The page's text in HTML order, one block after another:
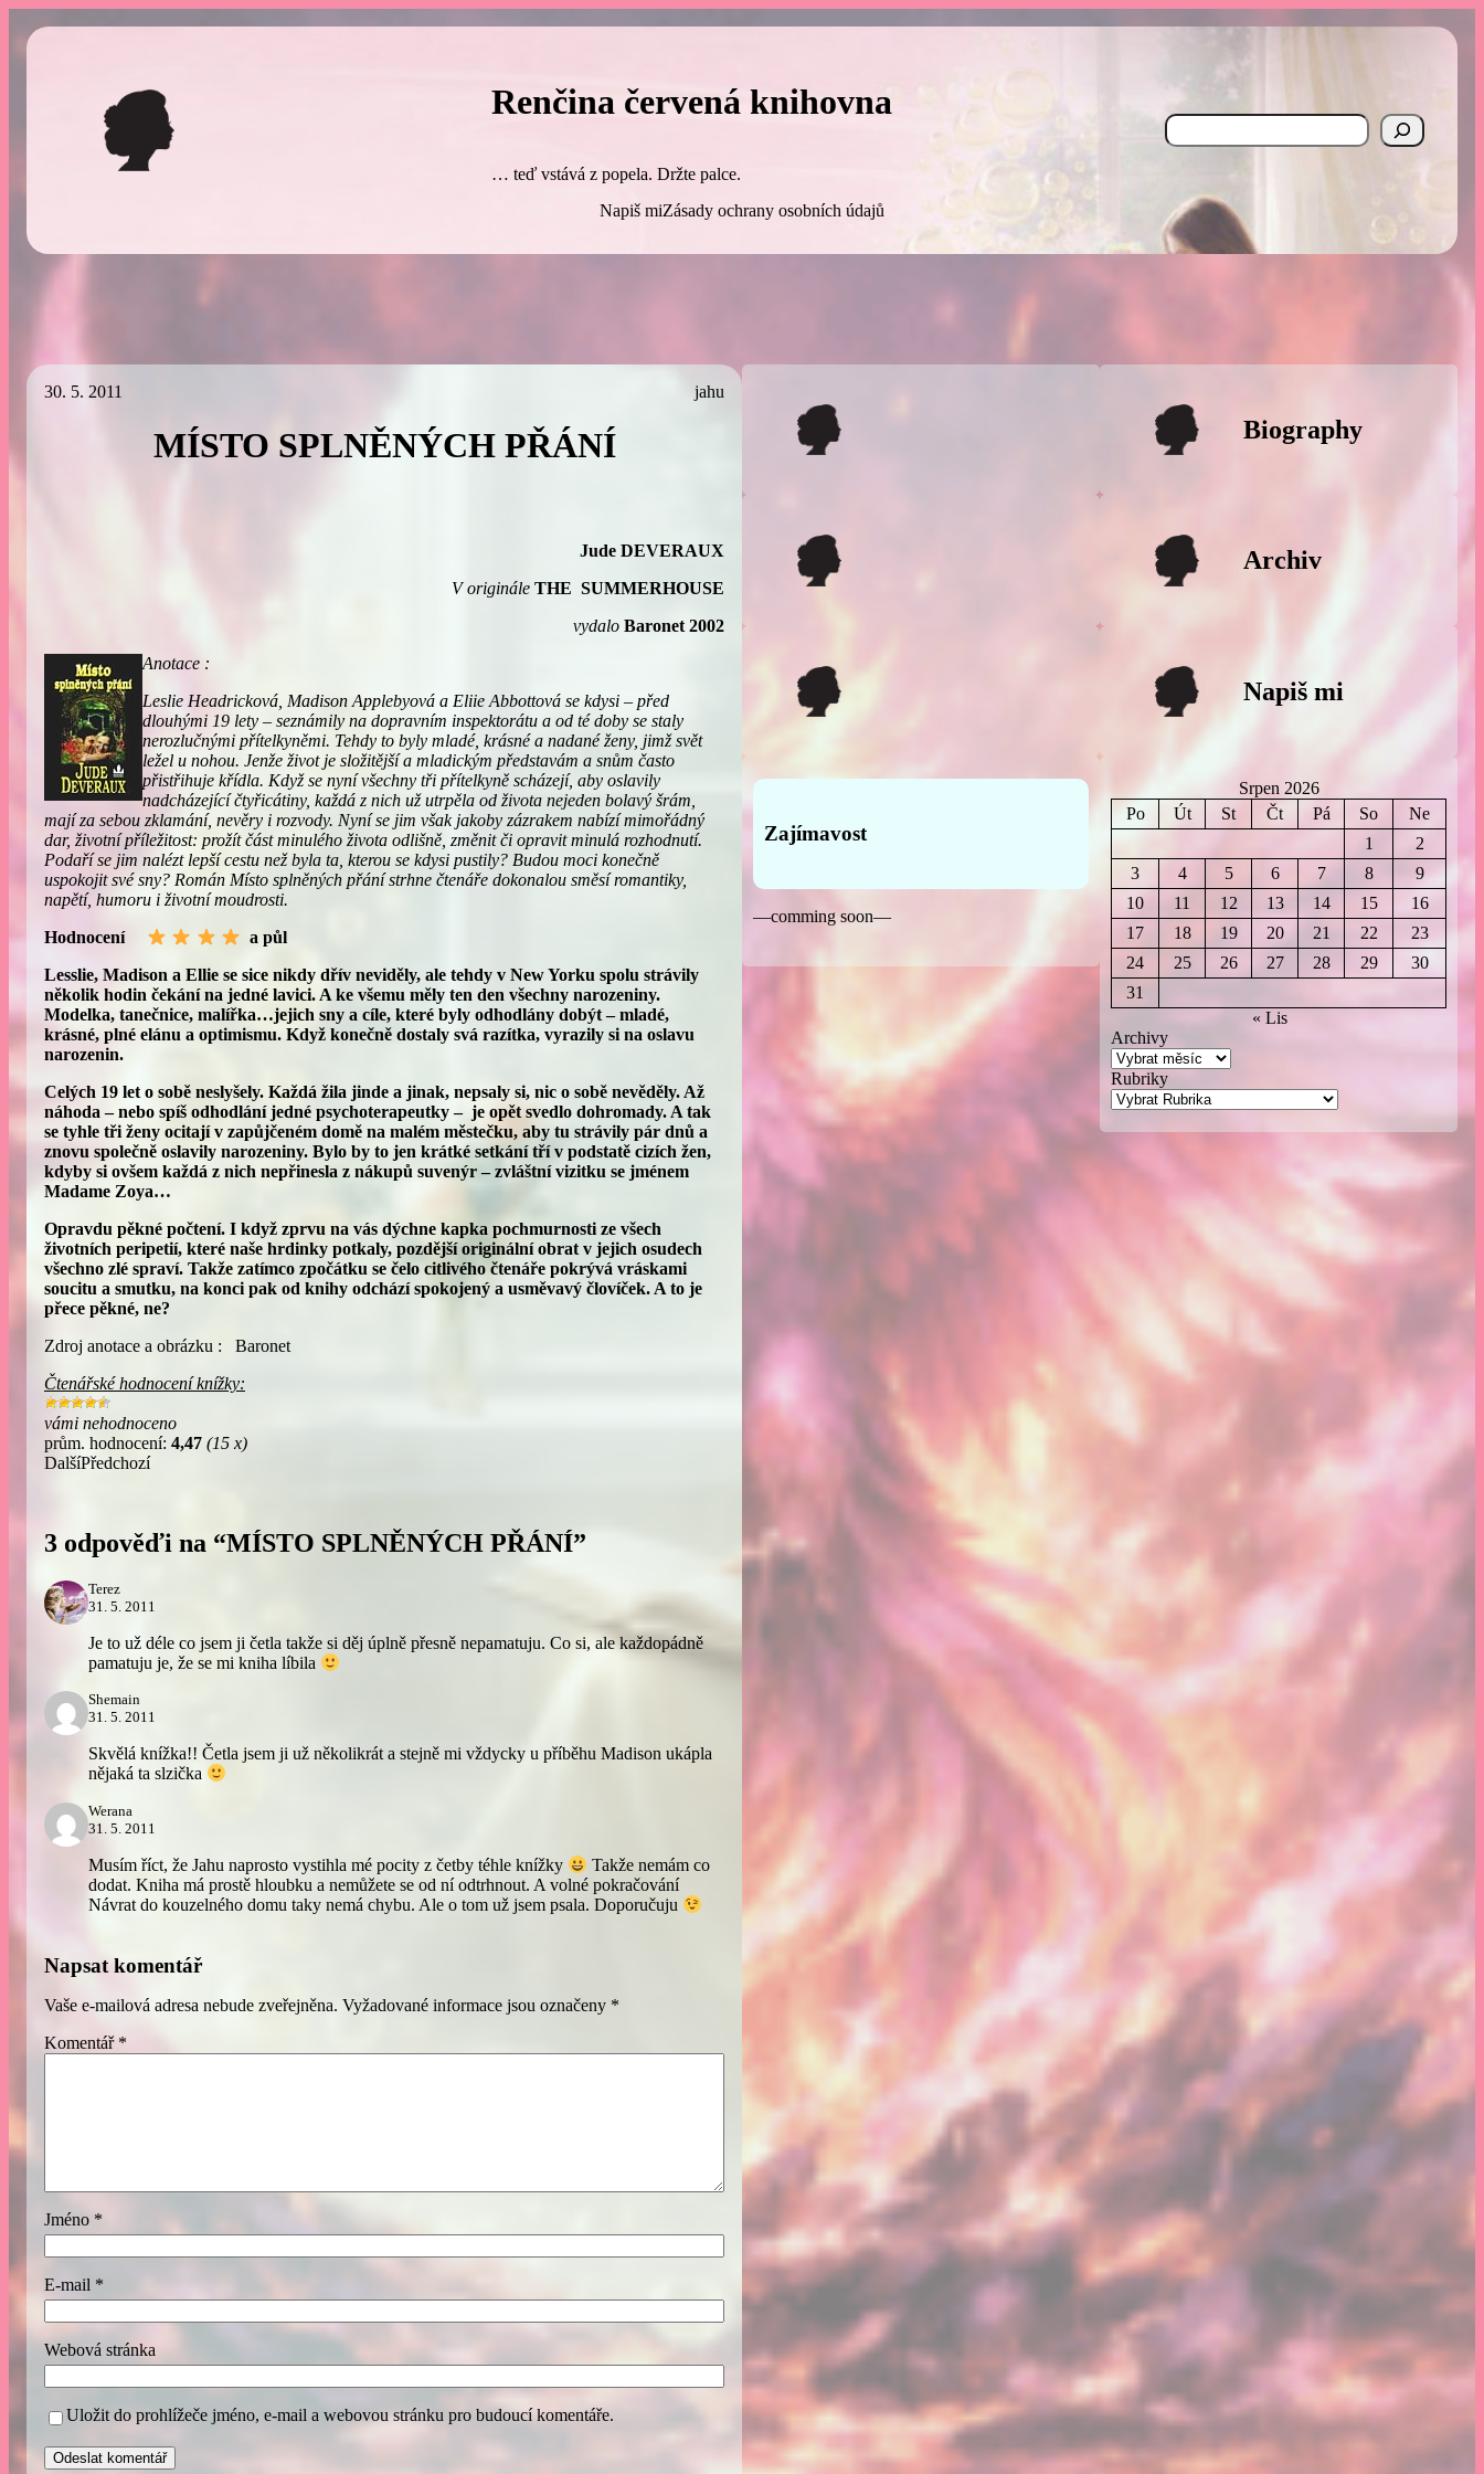
obsah
Renčina červená knihovna
… teď vstává z popela. Držte palce.
Search
Napiš miZásady ochrany osobních údajů
30. 5. 2011 jahu
MÍSTO SPLNĚNÝCH PŘÁNÍ
Jude DEVERAUX
V originále THE SUMMERHOUSE
vydalo Baronet 2002
Anotace :
Leslie Headricková, Madison Applebyová a Eliie Abbottová se kdysi – před
dlouhými 19 lety – seznámily na dopravním inspektorátu a od té doby se staly
nerozlučnými přítelkyněmi. Tehdy to byly mladé, krásné a nadané ženy, jimž svět
ležel u nohou. Jenže život je složitější a mladickým představám a snům často
přistřihuje křídla. Když se nyní všechny tři přítelkyně scházejí, aby oslavily
nadcházející čtyřicátiny, každá z nich už utrpěla od života nejeden bolavý šrám,
mají za sebou zklamání, nevěry i rozvody. Nyní se jim však jakoby zázrakem nabízí mimořádný
dar, životní příležitost: prožít část minulého života odlišně, změnit či opravit minulá rozhodnutí.
Podaří se jim nalézt lepší cestu než byla ta, kterou se kdysi pustily? Budou moci konečně
uspokojit své sny? Román Místo splněných přání strhne čtenáře dokonalou směsí romantiky,
napětí, humoru i životní moudrosti.
Hodnocení
a půl
Lesslie, Madison a Ellie se sice nikdy dřív neviděly, ale tehdy v New Yorku spolu strávily
několik hodin čekání na jedné lavici. A ke všemu měly ten den všechny narozeniny.
Modelka, tanečnice, malířka…jejich sny a cíle, které byly odhodlány dobýt – mladé,
krásné, plné elánu a optimismu. Když konečně dostaly svá razítka, vyrazily si na oslavu
narozenin.
Celých 19 let o sobě neslyšely. Každá žila jinde a jinak, nepsaly si, nic o sobě nevěděly. Až
náhoda – nebo spíš odhodlání jedné psychoterapeutky – je opět svedlo dohromady. A tak
se tyhle tři ženy ocitají v zapůjčeném domě na malém městečku, aby tu strávily pár dnů a
znovu společně oslavily narozeniny. Bylo by to jen krátké setkání tří v podstatě cizích žen,
kdyby si ovšem každá z nich nepřinesla z nákupů suvenýr – zvláštní vizitku se jménem
Madame Zoya…
Opravdu pěkné počtení. I když zprvu na vás dýchne kapka pochmurnosti ze všech
životních peripetií, které naše hrdinky potkaly, pozdější originální obrat v jejich osudech
všechno zlé spraví. Takže zatímco zpočátku se čelo citlivého čtenáře pokrývá vráskami
soucitu a smutku, na konci pak od knihy odchází spokojený a usměvavý človíček. A to je
přece pěkné, ne?
Zdroj anotace a obrázku : Baronet
Čtenářské hodnocení knížky:
vámi nehodnoceno
prům. hodnocení: 4,47 (15 x)
DalšíPředchozí
3 odpověďi na “MÍSTO SPLNĚNÝCH PŘÁNÍ”
Terez
31. 5. 2011
Je to už déle co jsem ji četla takže si děj úplně přesně nepamatuju. Co si, ale každopádně
pamatuju je, že se mi kniha líbila
Shemain
31. 5. 2011
Skvělá knížka!! Četla jsem ji už několikrát a stejně mi vždycky u příběhu Madison ukápla
nějaká ta slzička
Werana
31. 5. 2011
Musím říct, že Jahu naprosto vystihla mé pocity z četby téhle knížky
Takže nemám co
dodat. Kniha má prostě hloubku a nemůžete se od ní odtrhnout. A volné pokračování
Návrat do kouzelného domu taky nemá chybu. Ale o tom už jsem psala. Doporučuju
Napsat komentář
Vaše e-mailová adresa nebude zveřejněna. Vyžadované informace jsou označeny *
Komentář *
Jméno *
E-mail *
Webová stránka
Uložit do prohlížeče jméno, e-mail a webovou stránku pro budoucí komentáře.
Zajímavost
—comming soon—
Biography
Archiv
Napiš mi
Srpen 2026
Po
Út St Čt Pá So
Ne
1
2
3
4 5 6 7 8
9
10
11 12 13 14 15
16
17
18 19 20 21 22
23
24
25 26 27 28 29
30
31
« Lis
Archivy
Rubriky